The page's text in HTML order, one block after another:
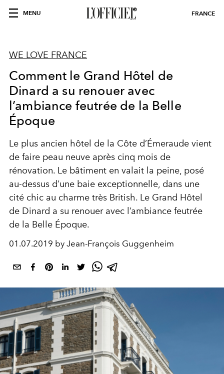
MENU FRANCE
WE LOVE FRANCE
Comment le Grand Hôtel de
Dinard a su renouer avec
l’ambiance feutrée de la Belle
Époque
Le plus ancien hôtel de la Côte d’Émeraude vient
de faire peau neuve après cinq mois de
rénovation. Le bâtiment en valait la peine, posé
au-dessus d’une baie exceptionnelle, dans une
cité chic au charme très British. Le Grand Hôtel
de Dinard a su renouer avec l’ambiance feutrée
de la Belle Époque.
01.07.2019 by Jean-François Guggenheim